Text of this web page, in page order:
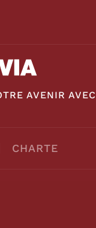
AVENIR AVEC
CHARTE